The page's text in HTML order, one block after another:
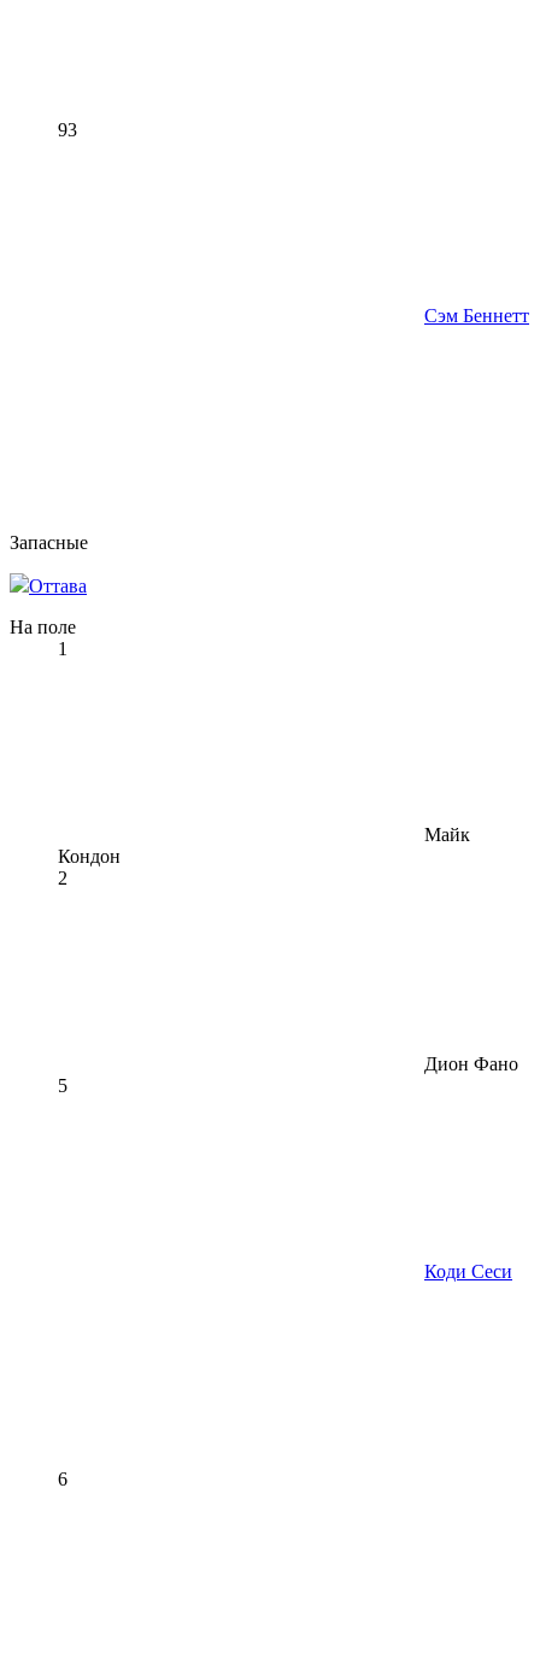
93
Сэм Беннетт
Запасные
Оттава
На поле
1
Майк
Кондон
2
Дион Фано
5
Коди Сеси
6